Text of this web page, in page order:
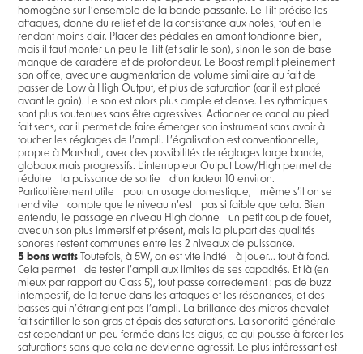
homogène sur l’ensemble de la bande passante. Le Tilt précise les
attaques, donne du relief et de la consistance aux notes, tout en le
rendant moins clair. Placer des pédales en amont fonctionne bien,
mais il faut monter un peu le Tilt (et salir le son), sinon le son de base
manque de caractère et de profondeur. Le Boost remplit pleinement
son office, avec une augmentation de volume similaire au fait de
passer de Low à High Output, et plus de saturation (car il est placé
avant le gain). Le son est alors plus ample et dense. Les rythmiques
sont plus soutenues sans être agressives. Actionner ce canal au pied
fait sens, car il permet de faire émerger son instrument sans avoir à
toucher les réglages de l’ampli. L’égalisation est conventionnelle,
propre à Marshall, avec des possibilités de réglages large bande,
globaux mais progressifs. L’interrupteur Output Low/High permet de
réduire la puissance de sortie d’un facteur 10 environ.
Particulièrement utile pour un usage domestique, même s’il on se
rend vite compte que le niveau n’est pas si faible que cela. Bien
entendu, le passage en niveau High donne un petit coup de fouet,
avec un son plus immersif et présent, mais la plupart des qualités
sonores restent communes entre les 2 niveaux de puissance.
5 bons watts Toutefois, à 5W, on est vite incité à jouer... tout à fond.
Cela permet de tester l’ampli aux limites de ses capacités. Et là (en
mieux par rapport au Class 5), tout passe correctement : pas de buzz
intempestif, de la tenue dans les attaques et les résonances, et des
basses qui n’étranglent pas l’ampli. La brillance des micros chevalet
fait scintiller le son gras et épais des saturations. La sonorité générale
est cependant un peu fermée dans les aigus, ce qui pousse à forcer les
saturations sans que cela ne devienne agressif. Le plus intéressant est